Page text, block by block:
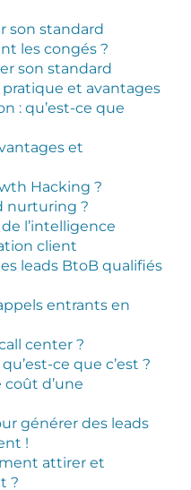
son standard
les congés ?
son standard
et avantages
: qu’est-ce que
et
Hacking ?
nurturing ?
l’intelligence
client
leads BtoB qualifiés
entrants en
center ?
ce que c’est ?
d’une
générer des leads
!
attirer et
?